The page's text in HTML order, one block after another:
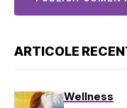
ARTICOLE
Wellness